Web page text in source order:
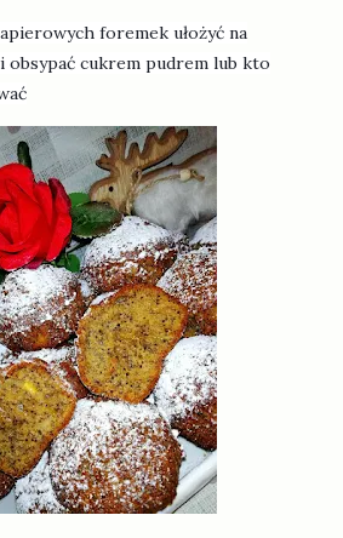
foremek ułożyć na
obsypać cukrem pudrem lub kto